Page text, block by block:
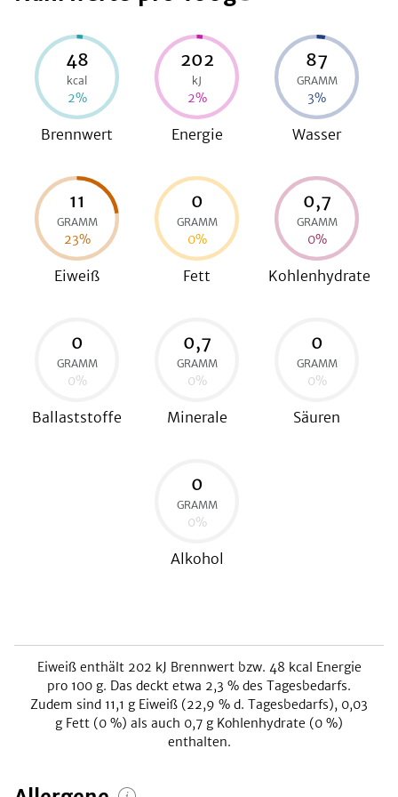
48
kcal
2%
Brennwert
202
kJ
2%
Energie
87
GRAMM
3%
Wasser
11
GRAMM
23%
Eiweiß
0
GRAMM
0%
Fett
0,7
GRAMM
0%
Kohlenhydrate
0
GRAMM
0%
Ballaststoffe
0,7
GRAMM
0%
Minerale
0
GRAMM
0%
Säuren
0
GRAMM
0%
Alkohol
Eiweißenthält 202 kJ Brennwert bzw. 48 kcal Energie
pro 100 g. Das deckt etwa 2,3 % des Tagesbedarfs.
Zudem sind 11,1 g Eiweiß (22,9 % d. Tagesbedarfs), 0,03
g Fett (0 %) als auch 0,7 g Kohlenhydrate (0 %)
enthalten.